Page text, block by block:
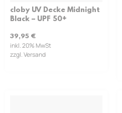
cloby UV Decke Midnight
Black – UPF 50+
39,95 €
inkl. 20% MwSt
zzgl. Versand